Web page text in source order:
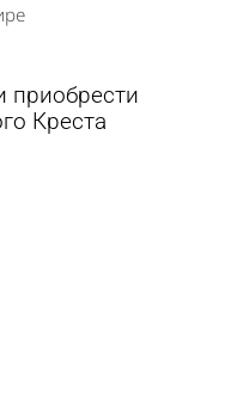
приобрести
Креста